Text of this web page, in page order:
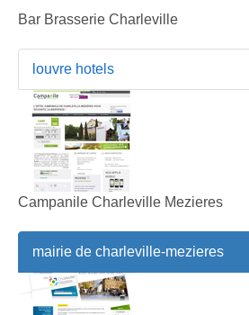
Bar Brasserie Charleville
louvre hotels
Campanile Charleville Mezieres
mairie de charleville-mezieres